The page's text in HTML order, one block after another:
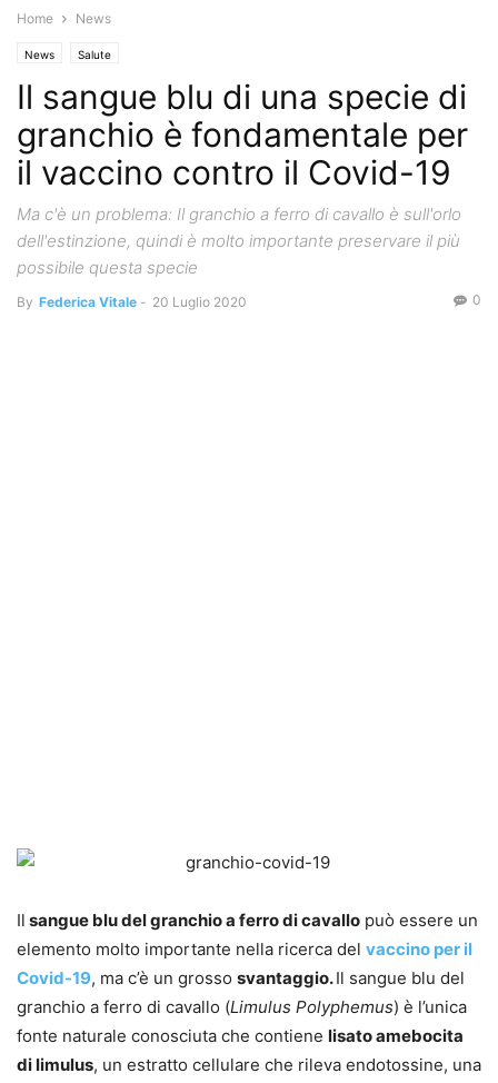
Home News
News Salute
Il sangue blu di una specie di
granchio è fondamentale per
il vaccino contro il Covid-19
Ma c'è un problema: Il granchio a ferro di cavallo è sull'orlo
dell'estinzione, quindi è molto importante preservare il più
possibile questa specie
By Federica Vitale - 20 Luglio 2020 0
Il sangue blu del granchio a ferro di cavallo può essere un
elemento molto importante nella ricerca del vaccino per il
Covid-19, ma c’è un grosso svantaggio.Il sangue blu del
granchio a ferro di cavallo (Limulus Polyphemus) è l’unica
fonte naturale conosciuta che contiene lisato amebocita
di limulus, un estratto cellulare che rileva endotossine, una